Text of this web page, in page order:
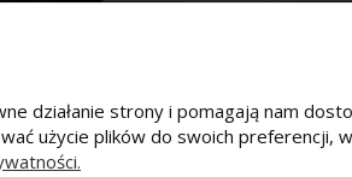
konto
działanie strony i pomagają nam
użycie plików do swoich preferencji,